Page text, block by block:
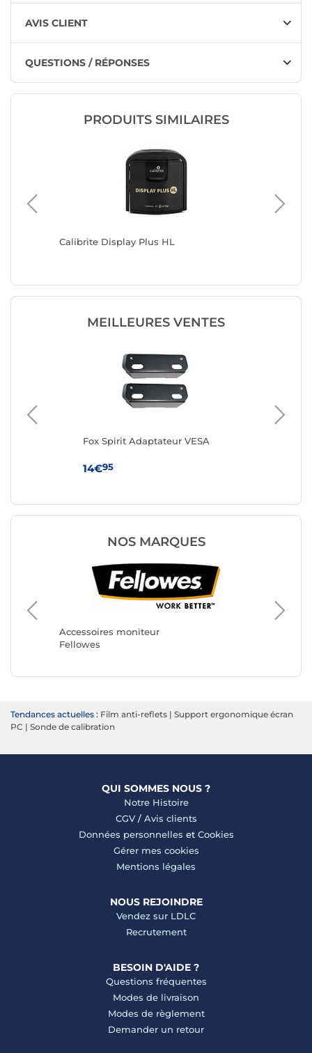
AVIS CLIENT
QUESTIONS / RÉPONSES
PRODUITS SIMILAIRES
Calibrite Display Plus HL
MEILLEURES VENTES
Fox Spirit Adaptateur VESA
14€95
NOS MARQUES
Accessoires moniteur
Fellowes
Tendances actuelles : Film anti-reflets | Support ergonomique écran
PC | Sonde de calibration
QUI SOMMES NOUS ?
Notre Histoire
CGV/ Avis clients
Données personnelles et Cookies
Gérer mes cookies
Mentions légales
NOUS REJOINDRE
Vendez sur LDLC
Recrutement
BESOIN D'AIDE ?
Questions fréquentes
Modes de livraison
Modes de règlement
Demander un retour